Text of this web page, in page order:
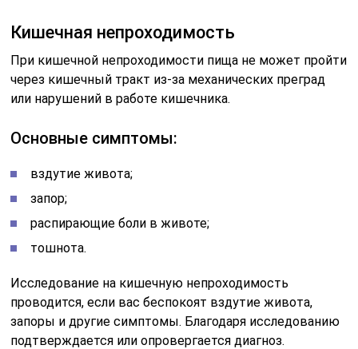
Кишечная непроходимость
При кишечной непроходимости пища не может пройти
через кишечный тракт из-за механических преград
или нарушений в работе кишечника.
Основные симптомы:
вздутие живота;
запор;
распирающие боли в животе;
тошнота.
Исследование на кишечную непроходимость
проводится, если вас беспокоят вздутие живота,
запоры и другие симптомы. Благодаря исследованию
подтверждается или опровергается диагноз.